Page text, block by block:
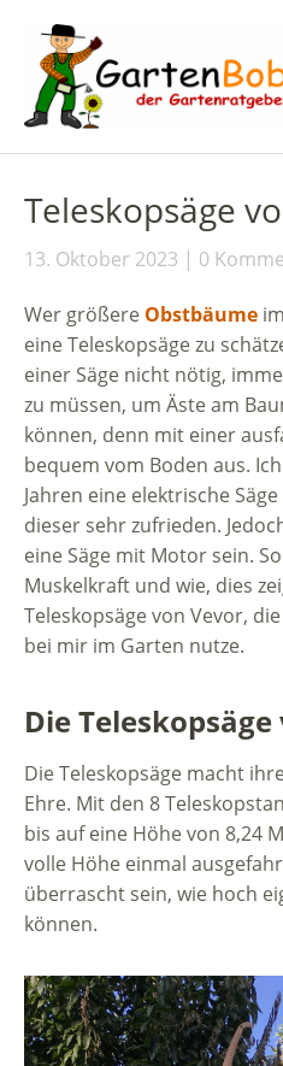
Teleskopsäge
13. Oktober 2023 0
Wer größere Obstbäume
eine Teleskopsäge zu
einer Säge nicht nötig,
zu müssen, um Äste am
können, denn mit einer
bequem vom Boden aus.
Jahren eine elektrische
dieser sehr zufrieden.
eine Säge mit Motor sein.
Muskelkraft und wie, dies
Teleskopsäge von Vevor,
bei mir im Garten nutze.
Die
Die Teleskopsäge macht
Ehre. Mit den 8
bis auf eine Höhe von 8,24
volle Höhe einmal
überrascht sein, wie hoch
können.